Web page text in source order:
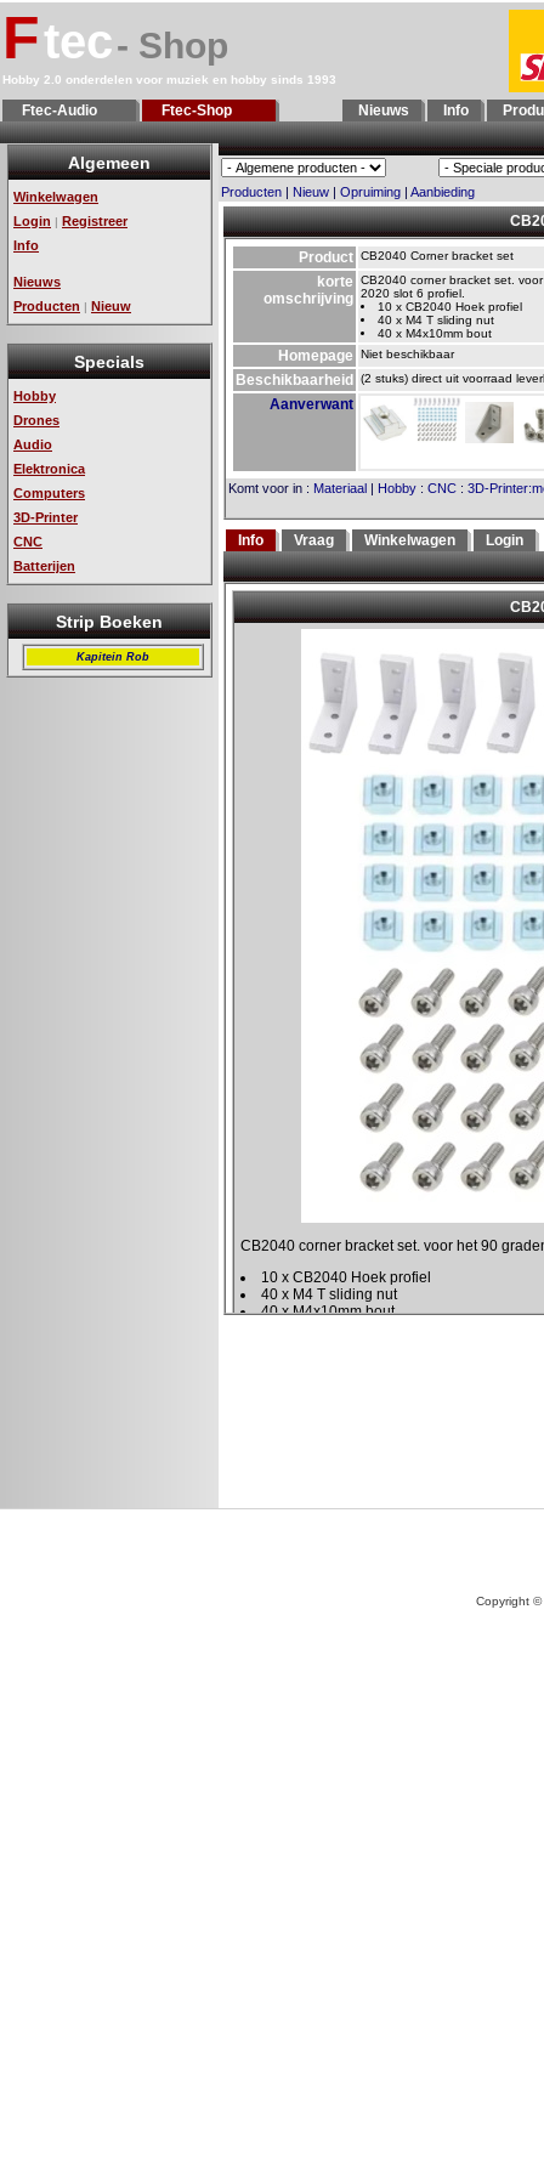
Ftec- Shop
Hobby 2.0 onderdelen voor muziek en hobby sinds 1993
Ftec-Audio Ftec-Shop Nieuws Info
Algemeen
Winkelwagen
Login | Registreer
Info
Nieuws
Producten | Nieuw
Specials
Hobby
Drones
Audio
Elektronica
Computers
3D-Printer
CNC
Batterijen
Strip Boeken
Kapitein Rob
Producten | Nieuw | Opruiming | Aanbieding
Product CB2040 Corner bracket set
korte
omschrijving
CB2040 corner bracket set.
2020 slot 6 profiel.
10 x CB2040 Hoek profiel
40 x M4 T sliding nut
40 x M4x10mm bout
Homepage Niet beschikbaar
Beschikbaarheid (2 stuks) direct uit voorraad
Aanverwant
Komt voor in : Materiaal | Hobby : CNC : 3D-
Info Vraag Winkelwagen Login
Copyright